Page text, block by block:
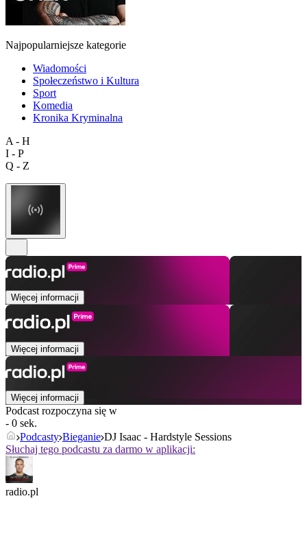
Najpopularniejsze kategorie
Wiadomości
Społeczeństwo i Kultura
Sport
Komedia
Kronika Kryminalna
A - H
I - P
Q - Z
Więcej informacji
Więcej informacji
Więcej informacji
Podcast rozpoczyna się w
- 0 sek.
Podcasty Bieganie DJ Isaac - Hardstyle Sessions
Słuchaj tego podcastu za darmo w aplikacji:
radio.pl